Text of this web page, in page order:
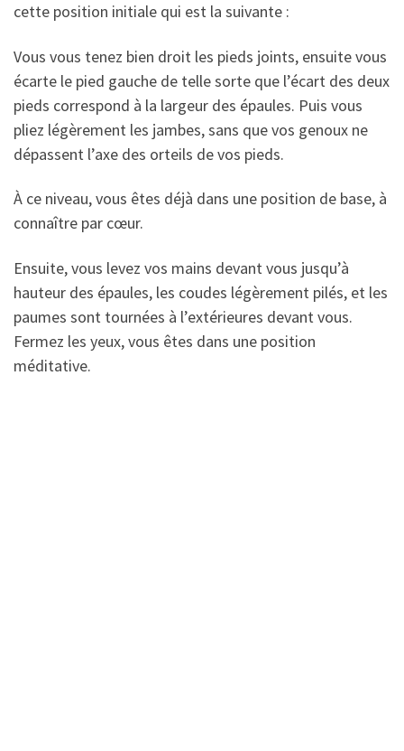
cette position initiale qui est la suivante :
Vous vous tenez bien droit les pieds joints, ensuite vous
écarte le pied gauche de telle sorte que l’écart des deux
pieds correspond à la largeur des épaules. Puis vous
pliez légèrement les jambes, sans que vos genoux ne
dépassent l’axe des orteils de vos pieds.
À ce niveau, vous êtes déjà dans une position de base, à
connaître par cœur.
Ensuite, vous levez vos mains devant vous jusqu’à
hauteur des épaules, les coudes légèrement pilés, et les
paumes sont tournées à l’extérieures devant vous.
Fermez les yeux, vous êtes dans une position
méditative.